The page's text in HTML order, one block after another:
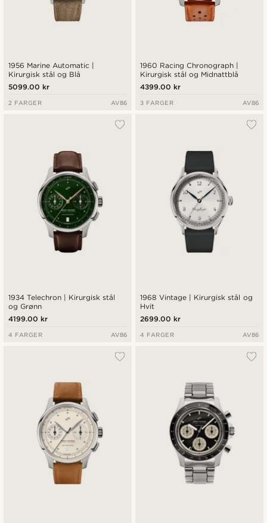
1956 Marine Automatic |
Kirurgisk stål og Blå
5099.00 kr
2 FARGER AV86
1960 Racing Chronograph |
Kirurgisk stål og Midnattblå
4399.00 kr
3 FARGER AV86
1934 Telechron | Kirurgisk stål
og Grønn
4199.00 kr
4 FARGER AV86
1968 Vintage | Kirurgisk stål og
Hvit
2699.00 kr
4 FARGER AV86